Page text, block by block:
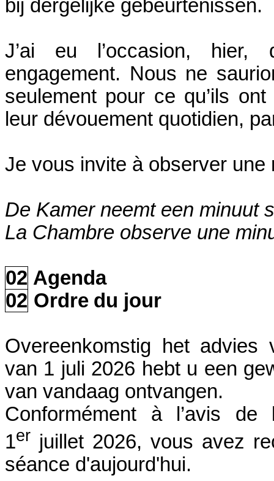
bij dergelijke gebeurtenissen.
J’ai eu l’occasion, hier,
engagement. Nous ne
seulement pour ce qu’ils
leur dévouement quotidien,
Je vous invite à observer une
De Kamer neemt een minuut
La Chambre observe une
02 Agenda
02 Ordre du jour
Overeenkomstig het
van 1 juli 2026 hebt u een
van vandaag ontvangen.
Conformément à l’avis
1er juillet 2026, vous avez
séance d'aujourd'hui.